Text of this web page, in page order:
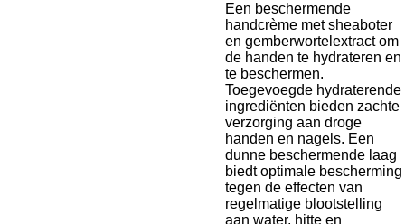
Een beschermende
handcrème met sheaboter
en gemberwortelextract om
de handen te hydrateren en
te beschermen.
Toegevoegde hydraterende
ingrediënten bieden zachte
verzorging aan droge
handen en nagels. Een
dunne beschermende laag
biedt optimale bescherming
tegen de effecten van
regelmatige blootstelling
aan water, hitte en